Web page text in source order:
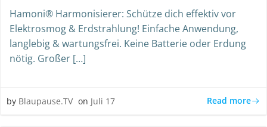
Hamoni® Harmonisierer: Schütze dich effektiv vor
Elektrosmog & Erdstrahlung! Einfache Anwendung,
langlebig & wartungsfrei. Keine Batterie oder Erdung
nötig. Großer […]
by Blaupause.TV on Juli 17 Read more